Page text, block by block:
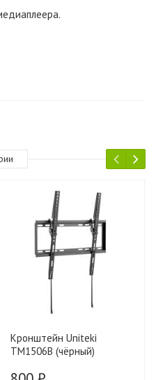
Кронштейн Uniteki
TM1506B (чёрный)